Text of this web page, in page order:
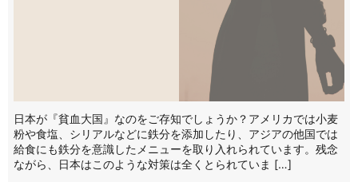
日本が『貧血大国』なのをご存知でしょうか？アメリカでは小麦
粉や食塩、シリアルなどに鉄分を添加したり、アジアの他国では
給食にも鉄分を意識したメニューを取り入れられています。残念
ながら、日本はこのような対策は全くとられていま […]